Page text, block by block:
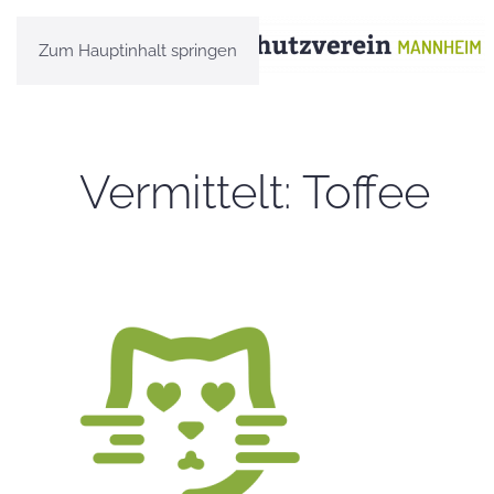
Zum Hauptinhalt springen
Vermittelt: Toffee